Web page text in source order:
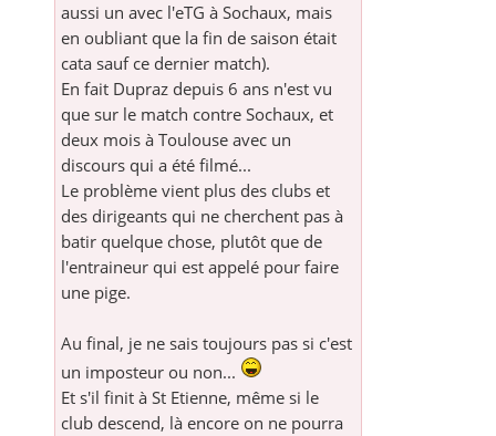
aussi un avec l'eTG à Sochaux, mais
en oubliant que la fin de saison était
cata sauf ce dernier match).
En fait Dupraz depuis 6 ans n'est vu
que sur le match contre Sochaux, et
deux mois à Toulouse avec un
discours qui a été filmé...
Le problème vient plus des clubs et
des dirigeants qui ne cherchent pas à
batir quelque chose, plutôt que de
l'entraineur qui est appelé pour faire
une pige.
Au final, je ne sais toujours pas si c'est
un imposteur ou non...
Et s'il finit à St Etienne, même si le
club descend, là encore on ne pourra